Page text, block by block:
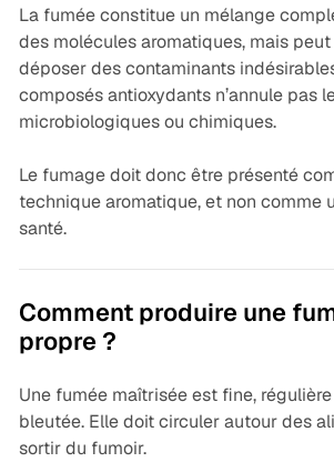
La fumée constitue un mélange
des molécules aromatiques, mais
déposer des contaminants
composés antioxydants n’annule pas
microbiologiques ou chimiques.
Le fumage doit donc être présenté
technique aromatique, et non comme
santé.
Comment produire une
propre ?
Une fumée maîtrisée est fine,
bleutée. Elle doit circuler autour des
sortir du fumoir.